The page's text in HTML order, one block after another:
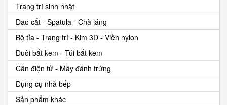
Trang trí sinh nhật
Dao cắt - Spatula - Chà láng
Bộ tỉa - Trang trí - Kim 3D - Viền nylon
Đuôi bắt kem - Túi bắt kem
Cân điện tử - Máy đánh trứng
Dụng cụ nhà bếp
Sản phẩm khác